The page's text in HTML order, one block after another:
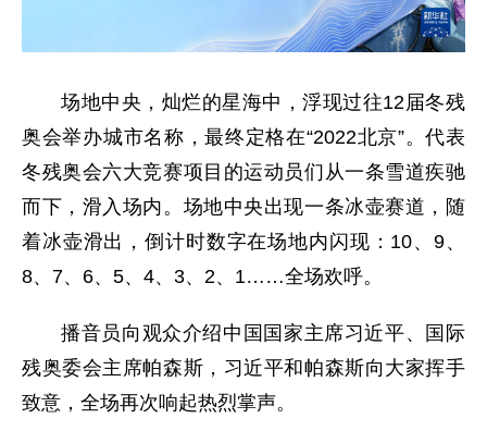
场地中央，灿烂的星海中，浮现过往12届冬残
奥会举办城市名称，最终定格在“2022北京”。代表
冬残奥会六大竞赛项目的运动员们从一条雪道疾驰
而下，滑入场内。场地中央出现一条冰壶赛道，随
着冰壶滑出，倒计时数字在场地内闪现：10、9、
8、7、6、5、4、3、2、1……全场欢呼。
播音员向观众介绍中国国家主席习近平、国际
残奥委会主席帕森斯，习近平和帕森斯向大家挥手
致意，全场再次响起热烈掌声。